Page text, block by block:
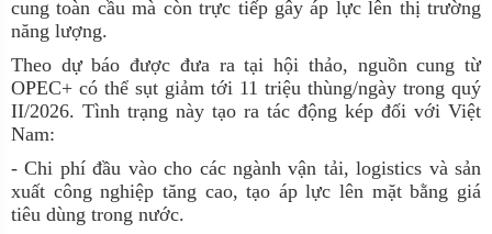
cung toàn cầu mà còn trực tiếp gây áp lực lên thị trường
năng lượng.
Theo dự báo được đưa ra tại hội thảo, nguồn cung từ
OPEC+ có thể sụt giảm tới 11 triệu thùng/ngày trong quý
II/2026. Tình trạng này tạo ra tác động kép đối với Việt
Nam:
- Chi phí đầu vào cho các ngành vận tải, logistics và sản
xuất công nghiệp tăng cao, tạo áp lực lên mặt bằng giá
tiêu dùng trong nước.